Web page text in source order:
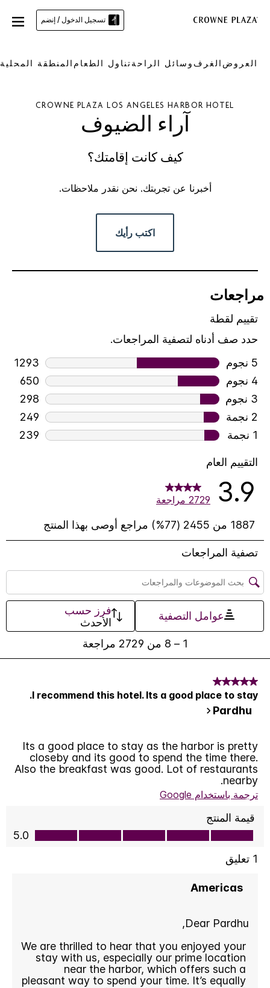
تسجيل الدخول / إنضم
العروض الغرف وسائل الراحةتناول الطعام المنطقة المحلية
CROWNE PLAZA LOS ANGELES HARBOR HOTEL
آراء الضيوف
كيف كانت إقامتك؟
أخبرنا عن تجربتك. نحن نقدر ملاحظات.
اكتب رأيك